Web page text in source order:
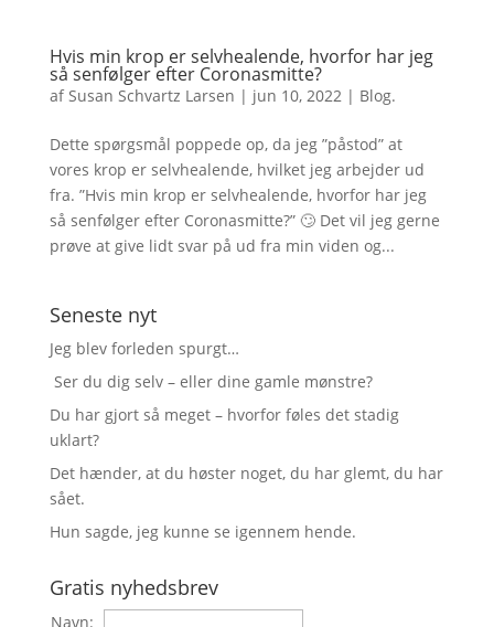
Hvis min krop er selvhealende, hvorfor har jeg
så senfølger efter Coronasmitte?
af Susan Schvartz Larsen | jun 10, 2022 | Blog.
Dette spørgsmål poppede op, da jeg ”påstod” at
vores krop er selvhealende, hvilket jeg arbejder ud
fra. ”Hvis min krop er selvhealende, hvorfor har jeg
så senfølger efter Coronasmitte?” 🙄 Det vil jeg gerne
prøve at give lidt svar på ud fra min viden og...
Seneste nyt
Jeg blev forleden spurgt…
Ser du dig selv – eller dine gamle mønstre?
Du har gjort så meget – hvorfor føles det stadig
uklart?
Det hænder, at du høster noget, du har glemt, du har
sået.
Hun sagde, jeg kunne se igennem hende.
Gratis nyhedsbrev
Navn: